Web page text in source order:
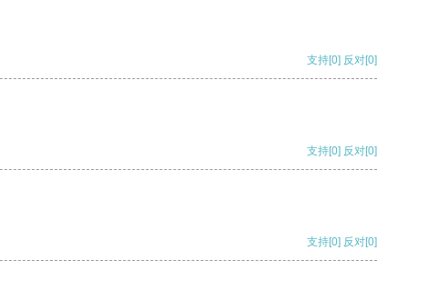
支持[0] 反对[0]
支持[0] 反对[0]
支持[0] 反对[0]